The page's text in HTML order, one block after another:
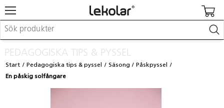
Möbler & inredning
Skapa
Leka
PEDAGOGISKA TIPS & PYSSEL
Start Pedagogiska tips & pyssel Säsong
Påskpyssel
En påskig solfångare